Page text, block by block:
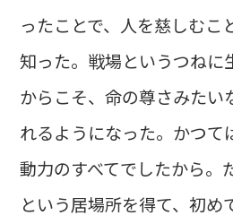
ったことで、人を慈しむこ
知った。戦場というつねに
からこそ、命の尊さみたい
れるようになった。かつて
動力のすべてでしたから。
という居場所を得て、初め